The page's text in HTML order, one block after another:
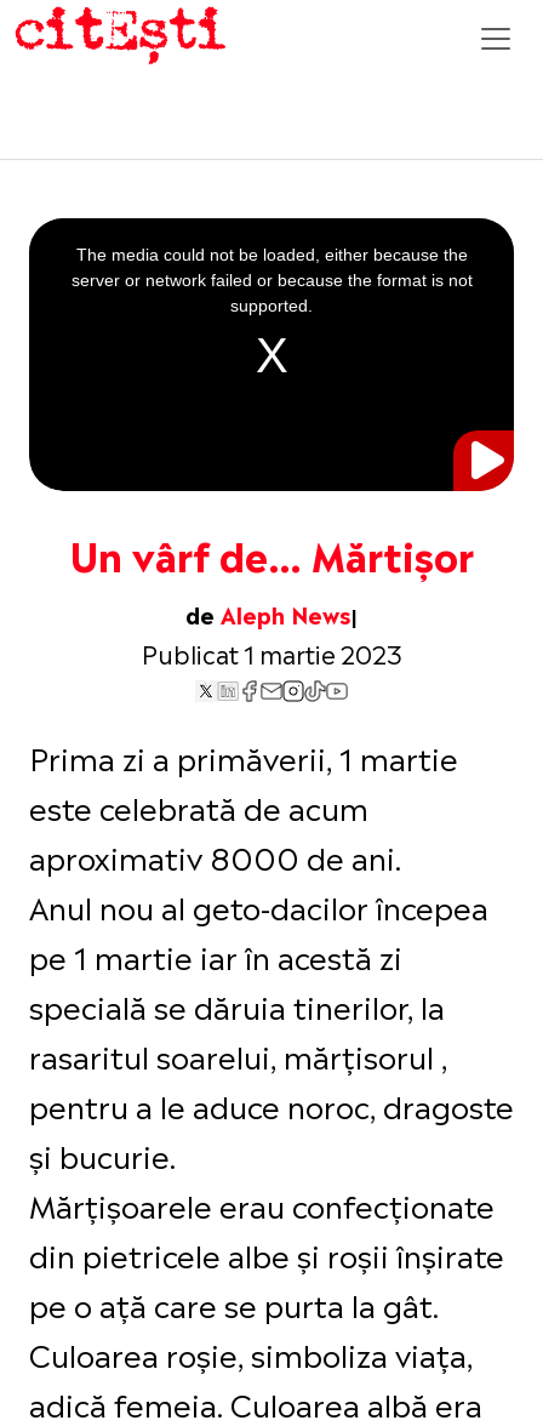
Un vârf de… Mărtișor
de Aleph News
Publicat 1 martie 2023
This
is
a
The media could not be loaded, either because the
server or network failed or because the format is not
supported.
Prima zi a primăverii, 1 martie
este celebrată de acum
aproximativ 8000 de ani.
Anul nou al geto-dacilor începea
pe 1 martie iar în acestă zi
specială se dăruia tinerilor, la
rasaritul soarelui, mărțisorul ,
pentru a le aduce noroc, dragoste
și bucurie.
Mărţişoarele erau confecționate
din pietricele albe şi roşii înşirate
pe o aţă care se purta la gât.
Culoarea roşie, simboliza viața,
adică femeia. Culoarea albă era